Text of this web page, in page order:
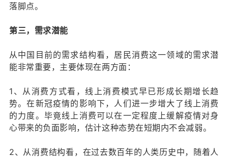
落脚点。
第三，需求潜能
从中国目前的需求结构看，居民消费这一领域的需求潜
能非常重要，主要体现在两方面：
1、从消费方式看，线上消费模式早已形成长期增长趋
势。在新冠疫情的影响下，人们进一步增大了线上消费
的力度。毕竟线上消费可以在一定程度上缓解疫情对身
心带来的负面影响，估计这种态势在短期内不会减弱。
2、从消费结构看，在过去数百年的人类历史中，随着人